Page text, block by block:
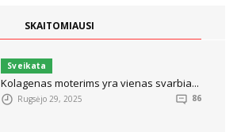
SKAITOMIAUSI
Sveikata
Kolagenas moterims yra vienas svarbia...
Rugsėjo 29, 2025 86